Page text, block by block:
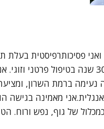
פסיכותרפיסטית בעלת
ניסיון עשיר של כ-30 שנה בטיפול פרטני
נעימה ברמת השרון,
מאמינה בגישה
של גוף, נפש ורוח.